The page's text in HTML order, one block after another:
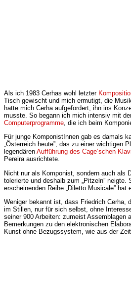
Als ich 1983 Cerhas wohl letzter
Tisch gewischt und mich ermutigt, die
hatte mich Cerha aufgefordert, ihn ins
musste. So begann ich mich intensiv mit
Computerprogramme , die ich beim
Für junge KomponistInnen gab es damals
„Österreich heute”, das zu einer wichtigen
legendären Aufführung des Cage’schen
Pereira ausrichtete.
Nicht nur als Komponist, sondern auch als
tolerierte und deshalb zum „Pitzeln”
erscheinenden Reihe „Diletto Musicale”
Weniger bekannt ist, dass Friedrich Cerha,
im Stillen, nur für sich selbst, ohne
seiner 900 Arbeiten: zumeist Assemblagen
Bemerkungen zu den elektronischen
Kunst ohne Bezugssystem, wie aus der